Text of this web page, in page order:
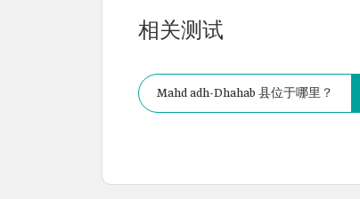
相关测试
Mahd adh-Dhahab 县位于哪里？